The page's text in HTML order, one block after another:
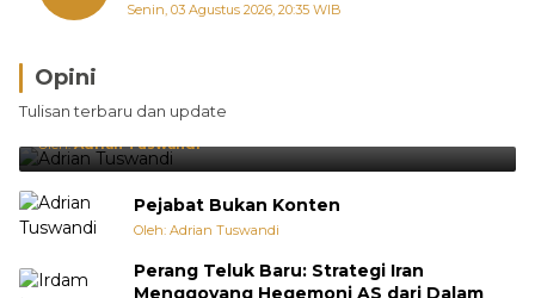
Senin, 03 Agustus 2026, 20:35 WIB
Opini
Tulisan terbaru dan update
Brasil Lebih Diunggulkan, tetapi Jepang Selalu
Punya Cara Membuat Kejutan
Oleh:Adrian Tuswandi
Pejabat Bukan Konten
Oleh: Adrian Tuswandi
Perang Teluk Baru: Strategi Iran
Menggoyang Hegemoni AS dari Dalam